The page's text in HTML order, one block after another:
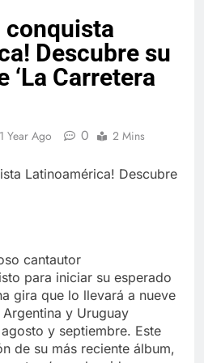
conquista
Descubre su
‘La Carretera
1 Year Ago 0 2 Mins
cantautor
para iniciar su esperado
gira que lo llevará a nueve
y Uruguay
y septiembre. Este
de su más reciente álbum,